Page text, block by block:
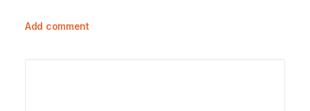
Add comment